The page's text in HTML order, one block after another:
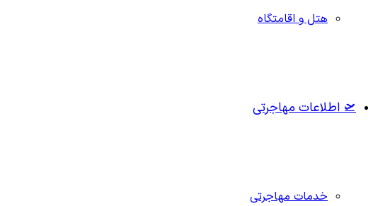
هتل و اقامتگاه
🛫 اطلاعات مهاجرتی
خدمات مهاجرتی